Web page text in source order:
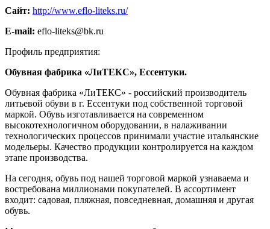
Сайт: http://www.eflo-liteks.ru/
E-mail: eflo-liteks@bk.ru
Профиль предприятия:
Обувная фабрика «ЛиТЕКС», Ессентуки.
Обувная фабрика «ЛиТЕКС» - российский производитель
литьевой обуви в г. Ессентуки под собственной торговой
маркой. Обувь изготавливается на современном
высокотехнологичном оборудовании, в налаживании
технологических процессов принимали участие итальянские
модельеры. Качество продукции контролируется на каждом
этапе производства.
На сегодня, обувь под нашей торговой маркой узнаваема и
востребована миллионами покупателей. В ассортимент
входит: садовая, пляжная, повседневная, домашняя и другая
обувь.